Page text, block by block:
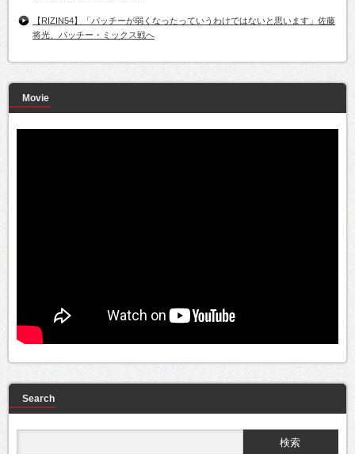
【RIZIN54】「パッチーが弱くなったっていうわけではないと思います」佐藤
将光、パッチー・ミックス戦へ
Movie
Search